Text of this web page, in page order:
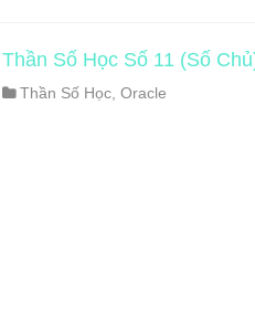
Thần Số Học Số 11 (Số
Thần Số Học, Oracle